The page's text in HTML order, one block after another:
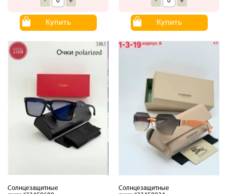
Купить Купить
Солнцезащитные
Солнцезащитные